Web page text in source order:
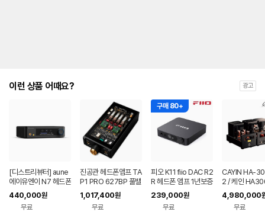
이런 상품 어때요? 광고
[디스트리뷰터] aune
에이유엔이 N7 헤드폰
앰프 / 1년 국내 A/S
440,000원
무료
진공관 헤드폰앰프 TA
P1 PRO 627BP 풀밸
런스 휴대용
1,017,400원
무료
구매 80+
피오 K11 fiio DAC R2
R 헤드폰 앰프 1년보증
AS
239,000원
무료
CAYIN HA-
2 / 케인
진공관 아날로
커 헤드폰 앰프
4,980,000
무료